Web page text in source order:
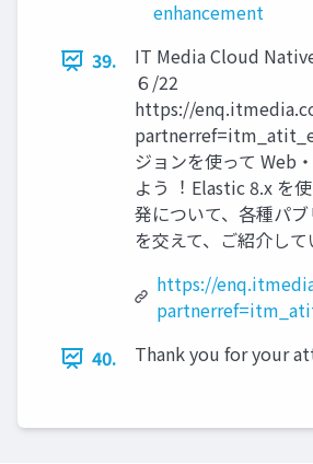
enhancement
39.
IT Media Cloud
６/22
https://
ジョンを使って Web
よう︕ Elastic 8.x を
発について、各種パ
を交えて、ご紹介して
https://
40.
Thank you for your